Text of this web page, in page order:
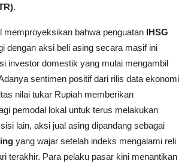
.
memproyeksikan bahwa penguatan IHSG
dengan aksi beli asing secara masif ini
investor domestik yang mulai mengambil
sentimen positif dari rilis data ekonomi
nilai tukar Rupiah memberikan
pemodal lokal untuk terus melakukan
lain, aksi jual asing dipandang sebagai
yang wajar setelah indeks mengalami reli
terakhir. Para pelaku pasar kini menantikan